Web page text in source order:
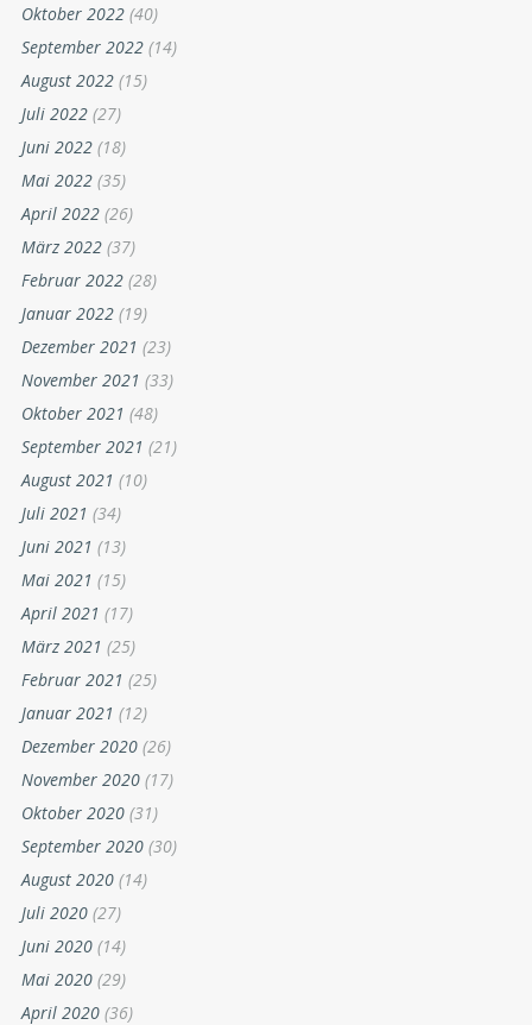
Oktober 2022 (40)
September 2022 (14)
August 2022 (15)
Juli 2022 (27)
Juni 2022 (18)
Mai 2022 (35)
April 2022 (26)
März 2022 (37)
Februar 2022 (28)
Januar 2022 (19)
Dezember 2021 (23)
November 2021 (33)
Oktober 2021 (48)
September 2021 (21)
August 2021 (10)
Juli 2021 (34)
Juni 2021 (13)
Mai 2021 (15)
April 2021 (17)
März 2021 (25)
Februar 2021 (25)
Januar 2021 (12)
Dezember 2020 (26)
November 2020 (17)
Oktober 2020 (31)
September 2020 (30)
August 2020 (14)
Juli 2020 (27)
Juni 2020 (14)
Mai 2020 (29)
April 2020 (36)